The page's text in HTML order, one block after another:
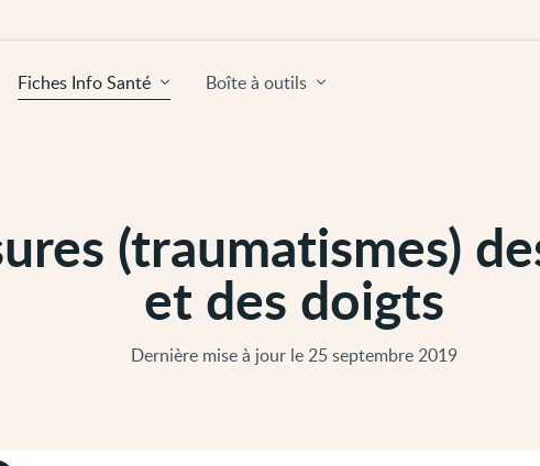
(traumatismes)
et des doigts
Dernière mise à jour le 25 septembre 2019
Fiches Info Santé Boîte à outils